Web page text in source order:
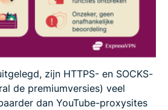
zijn HTTPS- en SOCKS-
de premiumversies) veel
dan YouTube-proxysites